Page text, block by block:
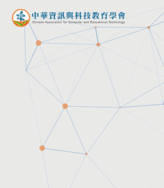
Skip
content